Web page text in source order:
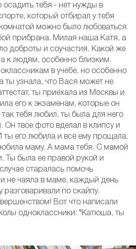
осадить тебя - нет нужды в
который отбирал у тебя
можно было любоваться
прибрана. Милая наша Катя, а
доброты и соучастия. Какой же
к людям, особенно близким.
в учебе, но особенно
ты узнала, что Вася может не
ты приехала из Москвы и
его к экзаменам, которые он
тебя любил, ты была для него
Он твое фото вделал в клипсу и
ты его любила и все ему прощала.
маму. А мама тебя. С мамой
Ты была ее правой рукой и
старалась помочь
не чаяла в маме, каждый день
разговаривали по скайпу.
Вот что написали
одноклассники: "Катюша, ты